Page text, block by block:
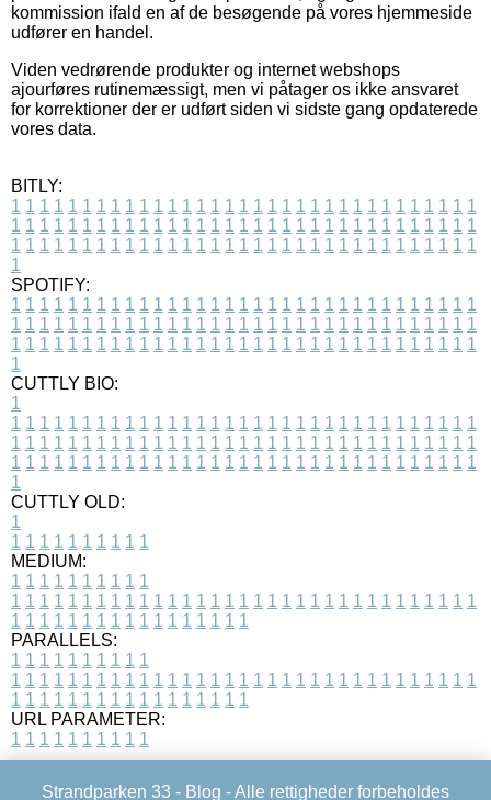
kommission ifald en af de besøgende på vores hjemmeside
udfører en handel.
Viden vedrørende produkter og internet webshops
ajourføres rutinemæssigt, men vi påtager os ikke ansvaret
for korrektioner der er udført siden vi sidste gang opdaterede
vores data.
BITLY:
1 1 1 1 1 1 1 1 1 1 1 1 1 1 1 1 1 1 1 1 1 1 1 1 1 1 1 1 1 1 1 1 1
1 1 1 1 1 1 1 1 1 1 1 1 1 1 1 1 1 1 1 1 1 1 1 1 1 1 1 1 1 1 1 1 1
1 1 1 1 1 1 1 1 1 1 1 1 1 1 1 1 1 1 1 1 1 1 1 1 1 1 1 1 1 1 1 1 1
1
SPOTIFY:
1 1 1 1 1 1 1 1 1 1 1 1 1 1 1 1 1 1 1 1 1 1 1 1 1 1 1 1 1 1 1 1 1
1 1 1 1 1 1 1 1 1 1 1 1 1 1 1 1 1 1 1 1 1 1 1 1 1 1 1 1 1 1 1 1 1
1 1 1 1 1 1 1 1 1 1 1 1 1 1 1 1 1 1 1 1 1 1 1 1 1 1 1 1 1 1 1 1 1
1
CUTTLY BIO:
1
1 1 1 1 1 1 1 1 1 1 1 1 1 1 1 1 1 1 1 1 1 1 1 1 1 1 1 1 1 1 1 1 1
1 1 1 1 1 1 1 1 1 1 1 1 1 1 1 1 1 1 1 1 1 1 1 1 1 1 1 1 1 1 1 1 1
1 1 1 1 1 1 1 1 1 1 1 1 1 1 1 1 1 1 1 1 1 1 1 1 1 1 1 1 1 1 1 1 1
1
CUTTLY OLD:
1
1 1 1 1 1 1 1 1 1 1
MEDIUM:
1 1 1 1 1 1 1 1 1 1
1 1 1 1 1 1 1 1 1 1 1 1 1 1 1 1 1 1 1 1 1 1 1 1 1 1 1 1 1 1 1 1 1
1 1 1 1 1 1 1 1 1 1 1 1 1 1 1 1 1
PARALLELS:
1 1 1 1 1 1 1 1 1 1
1 1 1 1 1 1 1 1 1 1 1 1 1 1 1 1 1 1 1 1 1 1 1 1 1 1 1 1 1 1 1 1 1
1 1 1 1 1 1 1 1 1 1 1 1 1 1 1 1 1
URL PARAMETER:
1 1 1 1 1 1 1 1 1 1
Strandparken 33 - Blog - Alle rettigheder forbeholdes